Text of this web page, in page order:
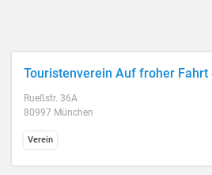
Touristenverein Auf froher Fahrt
Rueßstr. 36A
80997 München
Verein